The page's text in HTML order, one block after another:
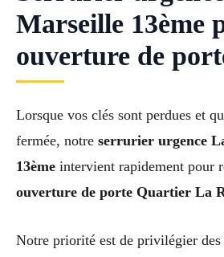
Marseille 13ème
ouverture de
Lorsque vos clés sont perdues et
fermée, notre serrurier urgence
13ème intervient rapidement pour
ouverture de porte Quartier La
Notre priorité est de privilégier des